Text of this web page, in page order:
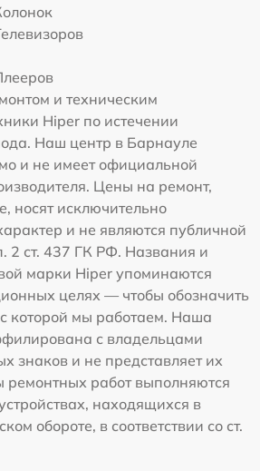
и техническим
Hiper по истечении
Наш центр в Барнауле
и не имеет официальной
Цены на ремонт,
носят исключительно
и не являются публичной
2 ст. 437 ГК РФ. Названия и
марки Hiper упоминаются
целях — чтобы обозначить
которой мы работаем. Наша
с владельцами
знаков и не представляет их
ремонтных работ выполняются
находящихся в
обороте, в соответствии со ст.